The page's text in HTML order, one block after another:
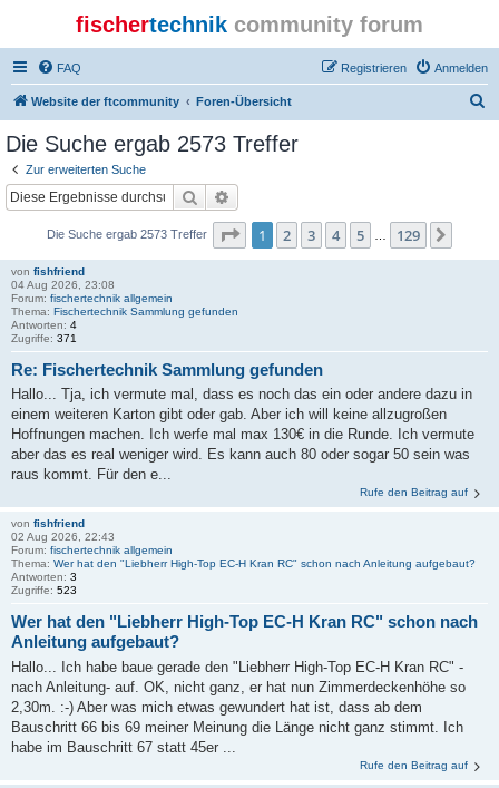
fischertechnik community forum
FAQ Anmelden
Registrieren
Website der ftcommunity Foren-Übersicht
Die Suche ergab 2573 Treffer
Zur erweiterten Suche
Suche
Die Suche ergab 2573 Treffer Seite 1von 129
1 2 3 4 5 129
von fishfriend
04 Aug 2026, 23:08
Forum: fischertechnik allgemein
Thema: Fischertechnik Sammlung gefunden
Antworten: 4
Zugriffe: 371
Re: Fischertechnik Sammlung gefunden
Hallo... Tja, ich vermute mal, dass es noch das ein oder andere dazu in
einem weiteren Karton gibt oder gab. Aber ich will keine allzugroßen
Hoffnungen machen. Ich werfe mal max 130€ in die Runde. Ich vermute
aber das es real weniger wird. Es kann auch 80 oder sogar 50 sein was
raus kommt. Für den e...
Rufe den Beitrag auf
von fishfriend
02 Aug 2026, 22:43
Forum: fischertechnik allgemein
Thema: Wer hat den "Liebherr High-Top EC-H Kran RC" schon nach Anleitung aufgebaut?
Antworten: 3
Zugriffe: 523
Wer hat den "Liebherr High-Top EC-H Kran RC" schon nach
Anleitung aufgebaut?
Hallo... Ich habe baue gerade den "Liebherr High-Top EC-H Kran RC" -
nach Anleitung- auf. OK, nicht ganz, er hat nun Zimmerdeckenhöhe so
2,30m. :-) Aber was mich etwas gewundert hat ist, dass ab dem
Bauschritt 66 bis 69 meiner Meinung die Länge nicht ganz stimmt. Ich
habe im Bauschritt 67 statt 45er ...
Rufe den Beitrag auf